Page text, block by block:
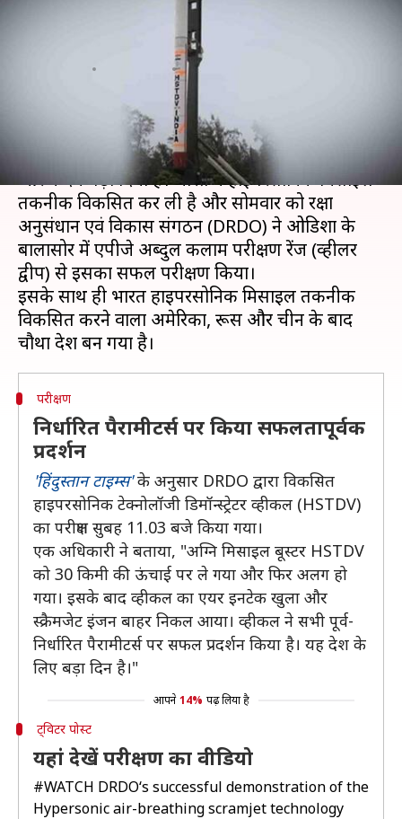
मिसाइल तकनीक, ऐसा करने वाला
06:38 pm
भारत ने स्‍वदेशी हथियार विकसित करने की दिशा में एक
और कदम बढ़ा दिया है। भारत ने हाइपरसोनिक मिसाइल
तकनीक विकसित कर ली है और सोमवार को रक्षा
अनुसंधान एवं विकास संगठन (DRDO) ने ओडिशा के
बालासोर में एपीजे अब्दुल कलाम परीक्षण रेंज (व्हीलर
द्वीप) से इसका सफल परीक्षण किया।
इसके साथ ही भारत हाइपरसोनिक मिसाइल तकनीक
विकसित करने वाला अमेरिका, रूस और चीन के बाद
परीक्षण
निर्धारित पैरामीटर्स पर किया सफलतापूर्वक
प्रदर्शन
'हिंदुस्तान टाइम्स' के अनुसार DRDO द्वारा विकसित
हाइपरसोनिक टेक्‍नोलॉजी डिमॉन्‍स्‍ट्रेटर व्हीकल (HSTDV)
का परीक्षण सुबह 11.03 बजे किया गया।
एक अधिकारी ने बताया, "अग्नि मिसाइल बूस्टर HSTDV
को 30 किमी की ऊंचाई पर ले गया और फिर अलग हो
गया। इसके बाद व्हीकल का एयर इनटेक खुला और
स्क्रैमजेट इंजन बाहर निकल आया। व्हीकल ने सभी पूर्व-
निर्धारित पैरामीटर्स पर सफल प्रदर्शन किया है। यह देश के
लिए बड़ा दिन है।"
आपने 14% पढ़ लिया है
ट्विटर पोस्ट
यहां देखें परीक्षण का वीडियो
#WATCH DRDO‘s successful demonstration of the
Hypersonic air-breathing scramjet technology